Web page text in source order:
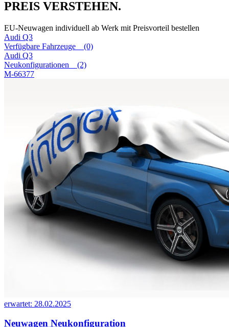
PREIS VERSTEHEN.
EU-Neuwagen individuell ab Werk mit Preisvorteil bestellen
Audi Q3
Verfügbare Fahrzeuge (0)
Audi Q3
Neukonfigurationen (2)
M-66377
erwartet: 28.02.2025
Neuwagen Neukonfiguration